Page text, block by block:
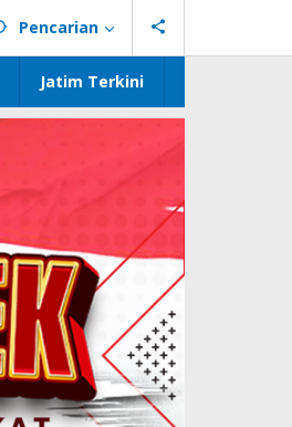
Pencarian
Jatim Terkini